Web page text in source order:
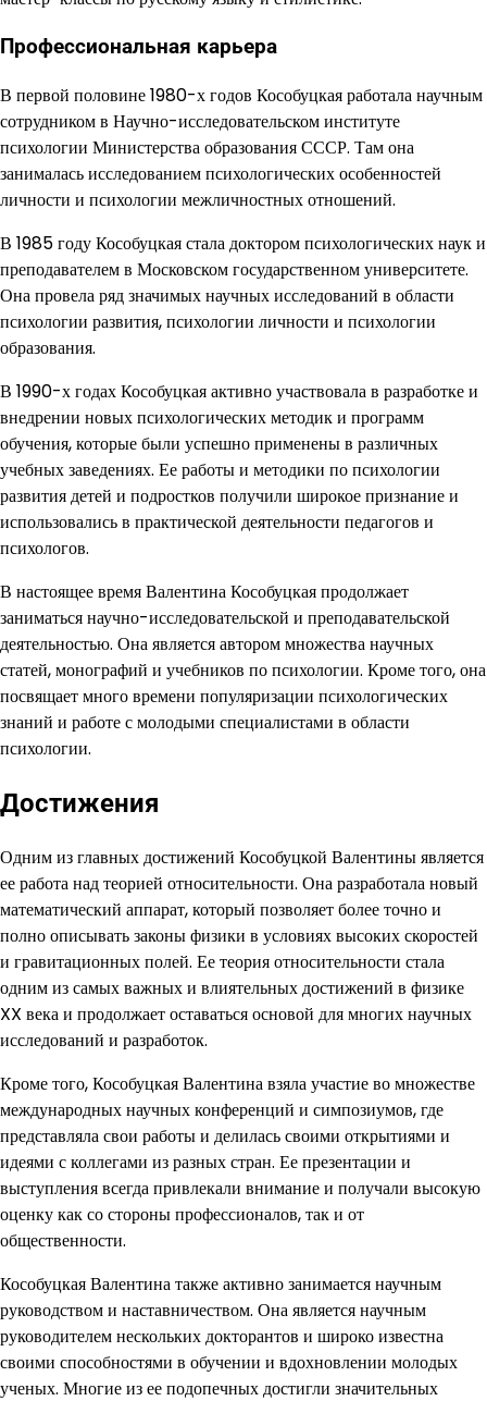
Профессиональная карьера
В первой половине 1980-х годов Кособуцкая работала научным
сотрудником в Научно-исследовательском институте
психологии Министерства образования СССР. Там она
занималась исследованием психологических особенностей
личности и психологии межличностных отношений.
В 1985 году Кособуцкая стала доктором психологических наук и
преподавателем в Московском государственном университете.
Она провела ряд значимых научных исследований в области
психологии развития, психологии личности и психологии
образования.
В 1990-х годах Кособуцкая активно участвовала в разработке и
внедрении новых психологических методик и программ
обучения, которые были успешно применены в различных
учебных заведениях. Ее работы и методики по психологии
развития детей и подростков получили широкое признание и
использовались в практической деятельности педагогов и
психологов.
В настоящее время Валентина Кособуцкая продолжает
заниматься научно-исследовательской и преподавательской
деятельностью. Она является автором множества научных
статей, монографий и учебников по психологии. Кроме того, она
посвящает много времени популяризации психологических
знаний и работе с молодыми специалистами в области
психологии.
Достижения
Одним из главных достижений Кособуцкой Валентины является
ее работа над теорией относительности. Она разработала новый
математический аппарат, который позволяет более точно и
полно описывать законы физики в условиях высоких скоростей
и гравитационных полей. Ее теория относительности стала
одним из самых важных и влиятельных достижений в физике
XX века и продолжает оставаться основой для многих научных
исследований и разработок.
Кроме того, Кособуцкая Валентина взяла участие во множестве
международных научных конференций и симпозиумов, где
представляла свои работы и делилась своими открытиями и
идеями с коллегами из разных стран. Ее презентации и
выступления всегда привлекали внимание и получали высокую
оценку как со стороны профессионалов, так и от
общественности.
Кособуцкая Валентина также активно занимается научным
руководством и наставничеством. Она является научным
руководителем нескольких докторантов и широко известна
своими способностями в обучении и вдохновлении молодых
ученых. Многие из ее подопечных достигли значительных